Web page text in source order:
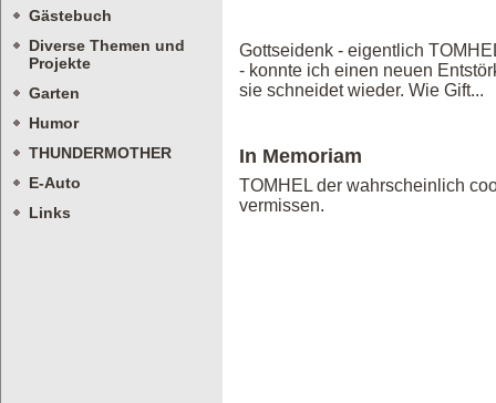
Gästebuch
Diverse Themen und
Projekte
Garten
Humor
THUNDERMOTHER
E-Auto
Links
Gottseidenk - eigentlich
- konnte ich einen neuen
sie schneidet wieder. Wie Gift...
In Memoriam
TOMHEL der wahrscheinlich
vermissen.